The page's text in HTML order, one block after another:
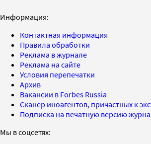
Информация:
Контактная информация
Правила обработки
Реклама в журнале
Реклама на сайте
Условия перепечатки
Архив
Вакансии в Forbes Russia
Сканер иноагентов, причастных к
Подписка на печатную версию
Мы в соцсетях: